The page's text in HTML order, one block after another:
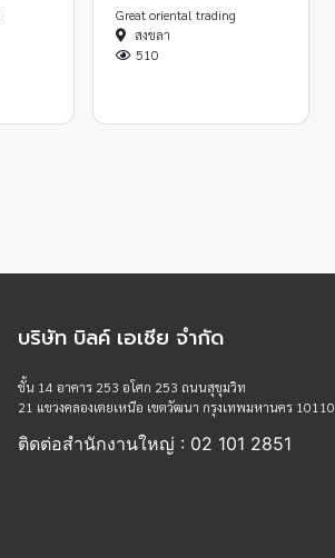
Great oriental trading
สงขลา
510
บริษัท บิลค์ เอเชีย จำกัด
ชั้น 14 อาคาร 253 อโศก 253 ถนนสุขุมวิท
21 แขวงคลองเตยเหนือ เขตวัฒนา กรุงเทพมหานคร 10110
ติดต่อสำนักงานใหญ่ : 02 101 2851